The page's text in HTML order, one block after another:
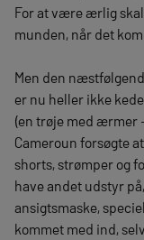
For at være ærlig skal
munden, når det
Men den
er nu heller ikke
(en trøje med ærmer
Cameroun forsøgte
shorts, strømper og
have andet udstyr
ansigtsmaske,
kommet med ind,